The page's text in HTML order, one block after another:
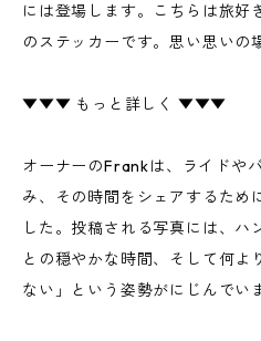
には登場します。こちらは旅好
のステッカーです。思い思いの
▼▼▼ もっと詳しく ▼▼▼
オーナーのFrankは、ライドや
み、その時間をシェアするため
した。投稿される写真には、ハ
との穏やかな時間、そして何よ
ない」という姿勢がにじんでい